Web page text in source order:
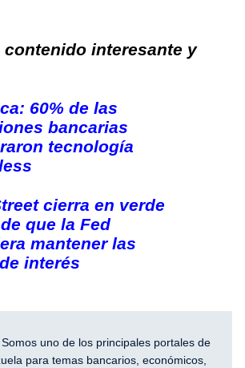
contenido interesante y
60% de las
bancarias
tecnología
cierra en verde
que la Fed
mantener las
interés
Somos uno de los principales portales de
para temas bancarios, económicos,